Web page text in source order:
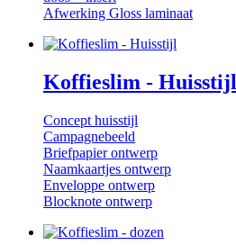
Afwerking Gloss laminaat
Koffieslim - Huisstijl
Concept huisstijl
Campagnebeeld
Briefpapier ontwerp
Naamkaartjes ontwerp
Enveloppe ontwerp
Blocknote ontwerp